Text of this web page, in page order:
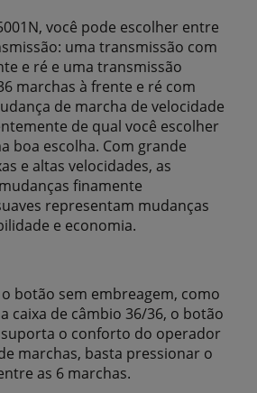
você pode escolher entre
uma transmissão com
e ré e uma transmissão
marchas à frente e ré com
de marcha de velocidade
de qual você escolher
boa escolha. Com grande
e altas velocidades, as
finamente
representam mudanças
e economia.
botão sem embreagem, como
caixa de câmbio 36/36, o botão
o conforto do operador
marchas, basta pressionar o
as 6 marchas.